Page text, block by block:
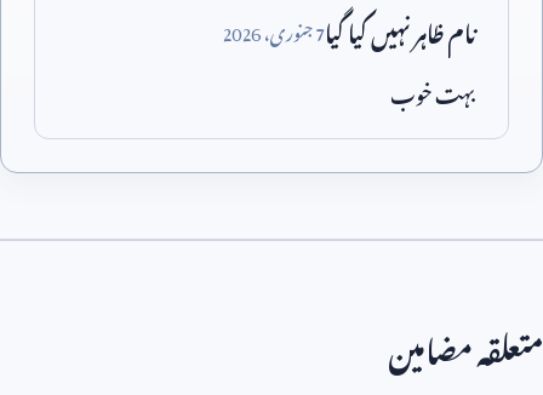
نام ظاہر نہیں کیا گیا7جنوری،2026
بہت خوب
متعلقہ مضامین